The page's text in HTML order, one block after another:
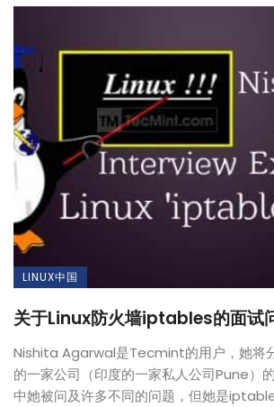
LINUX中国
关于Linux防火墙iptables的面试
Nishita Agarwal是Tecmint的用户，她将
的一家公司（印度的一家私人公司Pune）
中她被问及许多不同的问题，但她是